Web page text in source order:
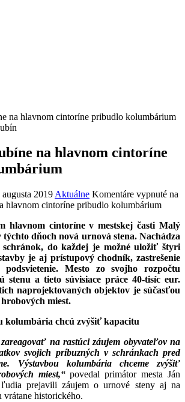
na hlavnom cintoríne
augusta 2019 Aktuálne Komentáre vypnuté na
hlavnom cintoríne pribudlo kolumbárium
hlavnom cintoríne v mestskej časti Malý
dňoch nová urnová stena. Nachádza
do každej je možné uložiť štyri
je aj prístupový chodník, zastrešenie
Mesto zo svojho rozpočtu
stenu a tieto súvisiace práce 40-tisíc eur.
naprojektovaných objektov je súčasťou
miest.
kolumbária chcú zvýšiť kapacitu
na rastúci záujem obyvateľov na
svojich príbuzných v schránkach pred
Výstavbou kolumbária chceme zvýšiť
miest,“povedal primátor mesta Ján
prejavili záujem o urnové steny aj na
historického.